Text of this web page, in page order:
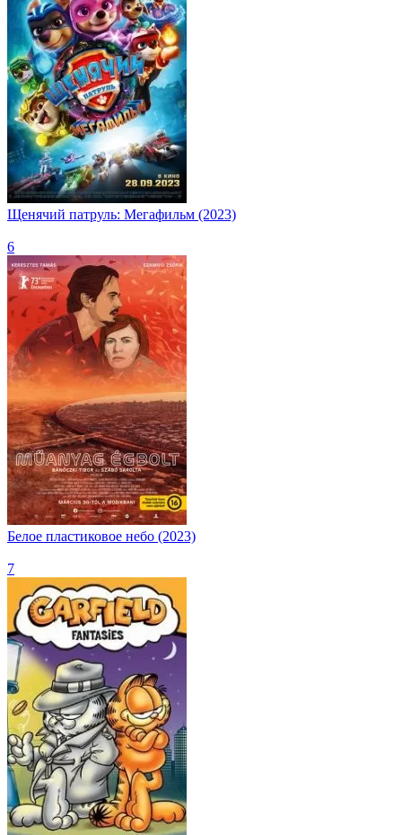
Щенячий патруль: Мегафильм (2023)
6
Белое пластиковое небо (2023)
7